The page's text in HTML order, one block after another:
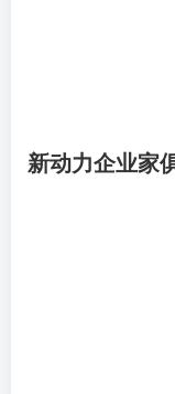
新动力企业家